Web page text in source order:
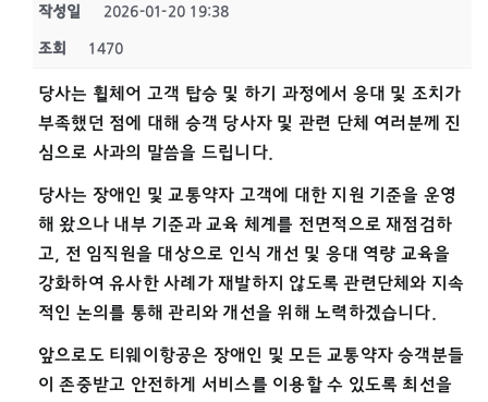
후원하기
작성일 2026-01-20 19:38
조회 1470
당사는 휠체어 고객 탑승 및 하기 과정에서 응대 및 조치가
부족했던 점에 대해 승객 당사자 및 관련 단체 여러분께 진
심으로 사과의 말씀을 드립니다.
당사는 장애인 및 교통약자 고객에 대한 지원 기준을 운영
해 왔으나 내부 기준과 교육 체계를 전면적으로 재점검하
고, 전 임직원을 대상으로 인식 개선 및 응대 역량 교육을
강화하여 유사한 사례가 재발하지 않도록 관련단체와 지속
적인 논의를 통해 관리와 개선을 위해 노력하겠습니다.
앞으로도 티웨이항공은 장애인 및 모든 교통약자 승객분들
이 존중받고 안전하게 서비스를 이용할 수 있도록 최선을